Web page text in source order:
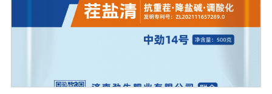
稻种或4斤，玉米种、大豆种或15斤小麦种，花生种用20g
本品拌20-40斤种子，瓜菜类用20g本品拌3公斤种子。可
有效提高种子出芽率，减少苗期病害的发生。